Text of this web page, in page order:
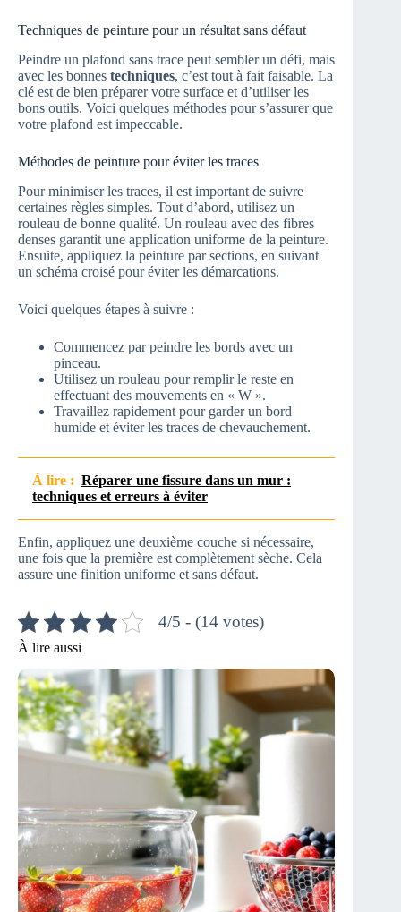
Techniques de peinture pour un résultat sans défaut
Peindre un plafond sans trace peut sembler un défi, mais
avec les bonnes techniques, c’est tout à fait faisable. La
clé est de bien préparer votre surface et d’utiliser les
bons outils. Voici quelques méthodes pour s’assurer que
votre plafond est impeccable.
Méthodes de peinture pour éviter les traces
Pour minimiser les traces, il est important de suivre
certaines règles simples. Tout d’abord, utilisez un
rouleau de bonne qualité. Un rouleau avec des fibres
denses garantit une application uniforme de la peinture.
Ensuite, appliquez la peinture par sections, en suivant
un schéma croisé pour éviter les démarcations.
Voici quelques étapes à suivre :
Commencez par peindre les bords avec un
pinceau.
Utilisez un rouleau pour remplir le reste en
effectuant des mouvements en « W ».
Travaillez rapidement pour garder un bord
humide et éviter les traces de chevauchement.
À lire : Réparer une fissure dans un mur :
techniques et erreurs à éviter
Enfin, appliquez une deuxième couche si nécessaire,
une fois que la première est complètement sèche. Cela
assure une finition uniforme et sans défaut.
4/5 - (14 votes)
À lire aussi